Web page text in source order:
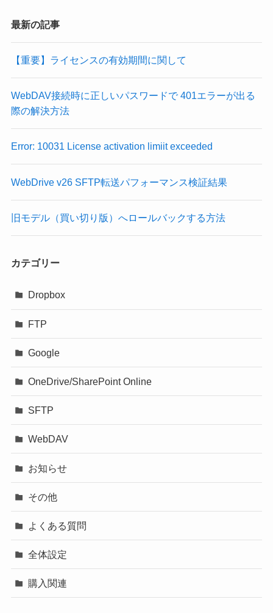
最新の記事
【重要】ライセンスの有効期間に関して
WebDAV接続時に正しいパスワードで 401エラーが出る
際の解決方法
Error: 10031 License activation limiit exceeded
WebDrive v26 SFTP転送パフォーマンス検証結果
旧モデル（買い切り版）へロールバックする方法
カテゴリー
Dropbox
FTP
Google
OneDrive/SharePoint Online
SFTP
WebDAV
お知らせ
その他
よくある質問
全体設定
購入関連